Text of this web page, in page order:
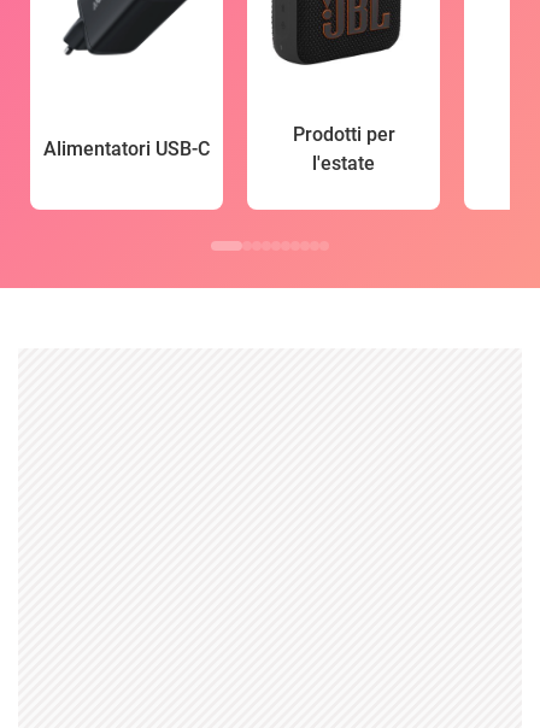
Alimentatori USB-C
Prodotti per
l'estate